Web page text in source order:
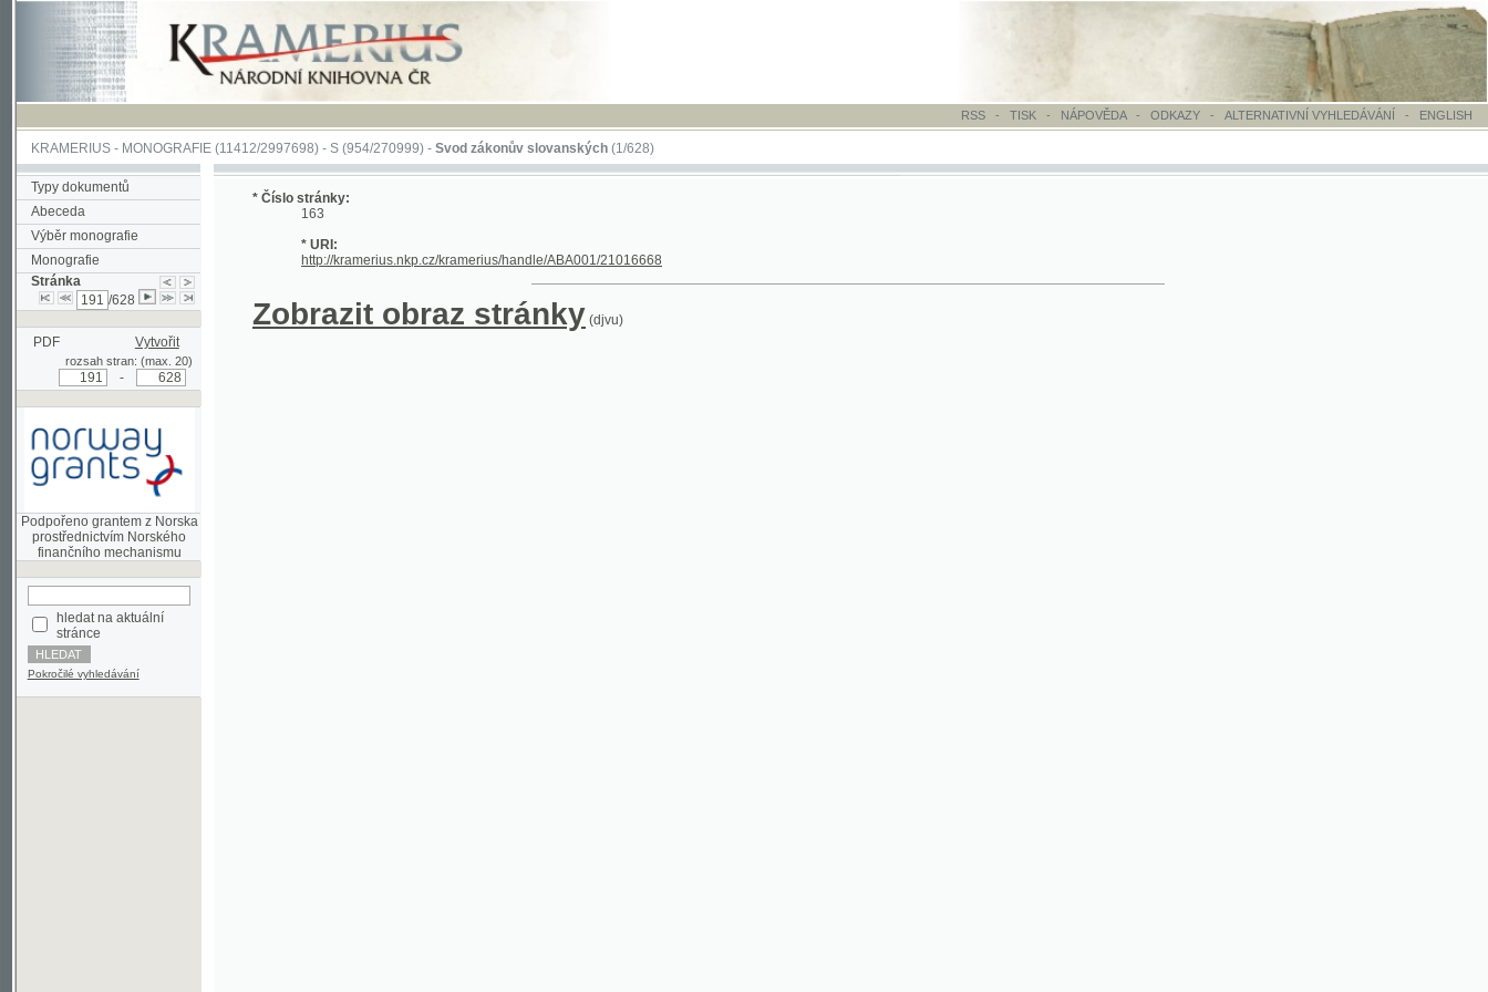
RSS - TISK-NÁPOVĚDA - ODKAZY - ALTERNATIVNÍ VYHLEDÁVÁNÍ- ENGLISH
KRAMERIUS-MONOGRAFIE(11412/2997698) -S (954/270999)-Svod zákonův slovanských(1/628)
Typy dokumentů
Abeceda
Výběr monografie
Monografie
Stránka
/628
PDF Vytvořit
rozsah stran: (max. 20)
Podpořeno grantem z Norska
prostřednictvím Norského
hledat na aktuální
stránce
Pokročilé vyhledávání
* Číslo stránky:
163
* URI:
http://kramerius.nkp.cz/kramerius/handle/ABA001/21016668
Zobrazit obraz stránky